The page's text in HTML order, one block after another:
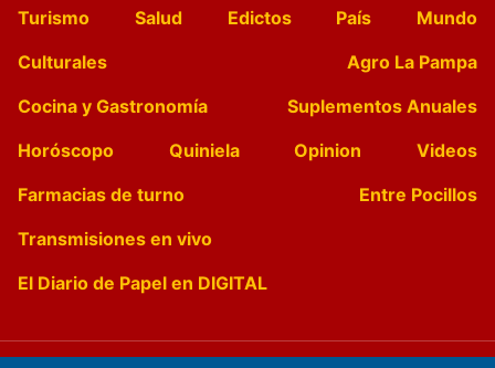
Turismo
Salud Edictos País
Mundo
Culturales
Agro La Pampa
Cocina y Gastronomía
Suplementos Anuales
Horóscopo
Quiniela Opinion
Videos
Farmacias de turno
Entre Pocillos
Transmisiones en vivo
El Diario de Papel en DIGITAL